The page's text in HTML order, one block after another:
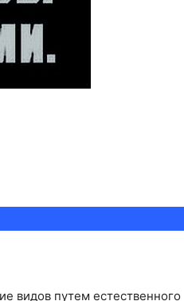
видов путем естественного